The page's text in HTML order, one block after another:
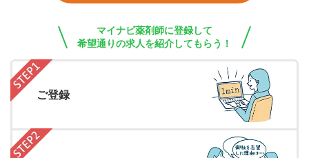
マイナビ薬剤師に登録して
希望通りの求人を紹介してもらう！
ご登録